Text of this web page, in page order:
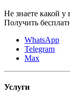
Не знаете какой у
Получить
WhatsApp
Telegram
Max
Услуги